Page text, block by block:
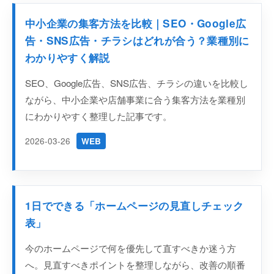
中小企業の集客方法を比較｜SEO・Google広
告・SNS広告・チラシはどれが合う？業種別に
わかりやすく解説
SEO、Google広告、SNS広告、チラシの違いを比較し
ながら、中小企業や店舗事業に合う集客方法を業種別
にわかりやすく整理した記事です。
2026-03-26 WEB
1日でできる「ホームページの見直しチェック
表」
今のホームページで何を優先して直すべきか迷う方
へ。見直すべきポイントを整理しながら、改善の順番